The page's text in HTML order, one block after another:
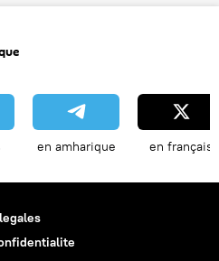
en amharique en français